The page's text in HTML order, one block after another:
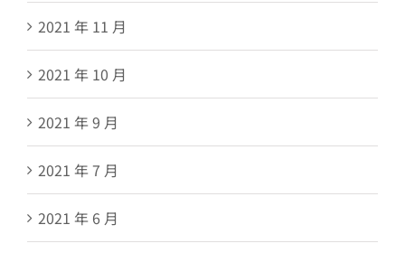
2021 年 11 月
2021 年 10 月
2021 年 9 月
2021 年 7 月
2021 年 6 月